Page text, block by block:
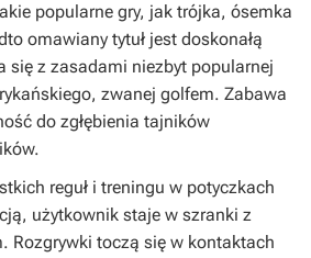
popularne gry, jak trójka, ósemka
omawiany tytuł jest doskonałą
się z zasadami niezbyt popularnej
zwanej golfem. Zabawa
do zgłębienia tajników
reguł i treningu w potyczkach
użytkownik staje w szranki z
Rozgrywki toczą się w kontaktach